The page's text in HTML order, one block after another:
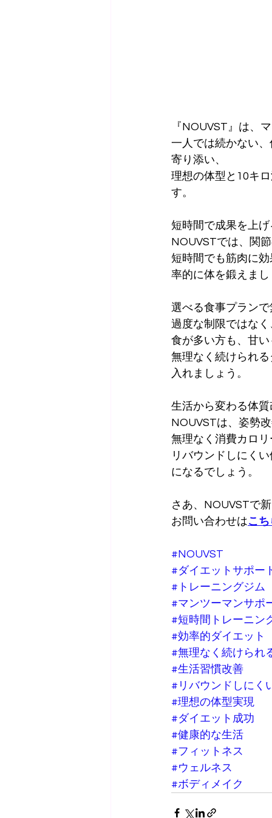
『NOUVST』は、
一人では続かない
寄り添い、
理想の体型と10キ
す。
短時間で成果を上
NOUVSTでは、関
短時間でも筋肉に
率的に体を鍛えま
選べる食事プラン
過度な制限ではな
食が多い方も、甘
無理なく続けられ
入れましょう。
生活から変わる体質
NOUVSTは、姿勢
無理なく消費カロ
リバウンドしにく
になるでしょう。
さあ、NOUVSTで
お問い合わせはこち
#NOUVST
#ダイエットサポー
#トレーニングジム
#マンツーマンサポ
#短時間トレーニン
#効率的ダイエット
#無理なく続けられ
#生活習慣改善
#リバウンドしにく
#理想の体型実現
#ダイエット成功
#健康的な生活
#フィットネス
#ウェルネス
#ボディメイク